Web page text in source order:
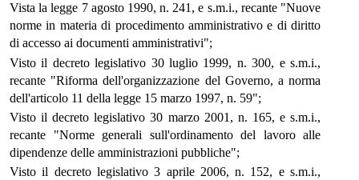
Vista la legge 7 agosto 1990, n. 241, e s.m.i., recante "Nuove
norme in materia di procedimento amministrativo e di diritto
di accesso ai documenti amministrativi";
Visto il decreto legislativo 30 luglio 1999, n. 300, e s.m.i.,
recante "Riforma dell'organizzazione del Governo, a norma
dell'articolo 11 della legge 15 marzo 1997, n. 59";
Visto il decreto legislativo 30 marzo 2001, n. 165, e s.m.i.,
recante "Norme generali sull'ordinamento del lavoro alle
dipendenze delle amministrazioni pubbliche";
Visto il decreto legislativo 3 aprile 2006, n. 152, e s.m.i.,